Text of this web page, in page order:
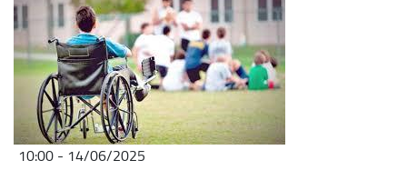
14/06/2025 - 10:00